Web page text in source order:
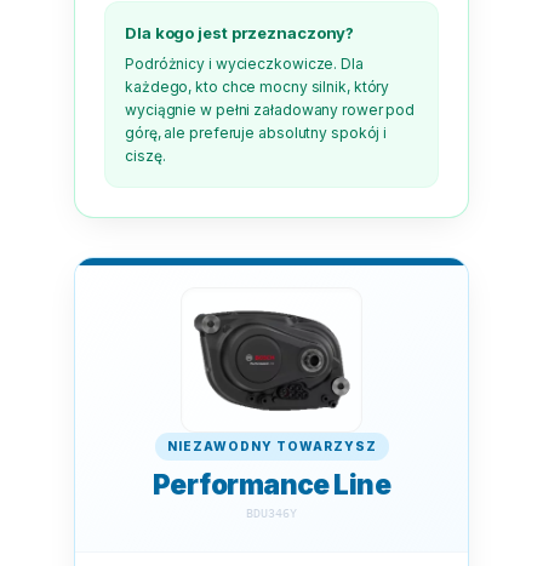
Dla kogo jest przeznaczony?
Podróżnicy i wycieczkowicze. Dla
każdego, kto chce mocny silnik, który
wyciągnie w pełni załadowany rower pod
górę, ale preferuje absolutny spokój i
ciszę.
NIEZAWODNY TOWARZYSZ
Performance Line
BDU346Y